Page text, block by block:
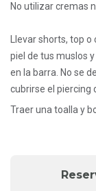
No utilizar cremas
Llevar shorts, top
piel de tus muslos
en la barra. No se
cubrirse el piercing
Traer una toalla y